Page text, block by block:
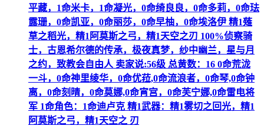
平藏，1命米卡，1命凝光，0命绮良良，0命多莉，0命珐
露珊，0命凯亚，0命丽莎，0命早柚，0命埃洛伊 精1薙
草之稻光，精1阿莫斯之弓，精1天空之刃 100%侦察骑
士，古恩希尔德的传承，极夜真梦，纱中幽兰，星与月
之约，致教会自由人 卖家说:56级 总黄数：16 0命荒泷
一斗，0命神里绫华，0命优菈,0命流浪者，0命琴,0命钟
离，0命刻晴，0命莫娜,0命宵宫，0命芙宁娜,0命雷电将
军 1命角色：1命迪卢克 精1武器：精1雾切之回光，精1
阿莫斯之弓，精1天空之 刃